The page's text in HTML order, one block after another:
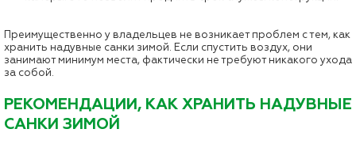
Преимущественно у владельцев не возникает проблем с тем, как
хранить надувные санки зимой. Если спустить воздух, они
занимают минимум места, фактически не требуют никакого ухода
за собой.
РЕКОМЕНДАЦИИ, КАК ХРАНИТЬ НАДУВНЫЕ
САНКИ ЗИМОЙ